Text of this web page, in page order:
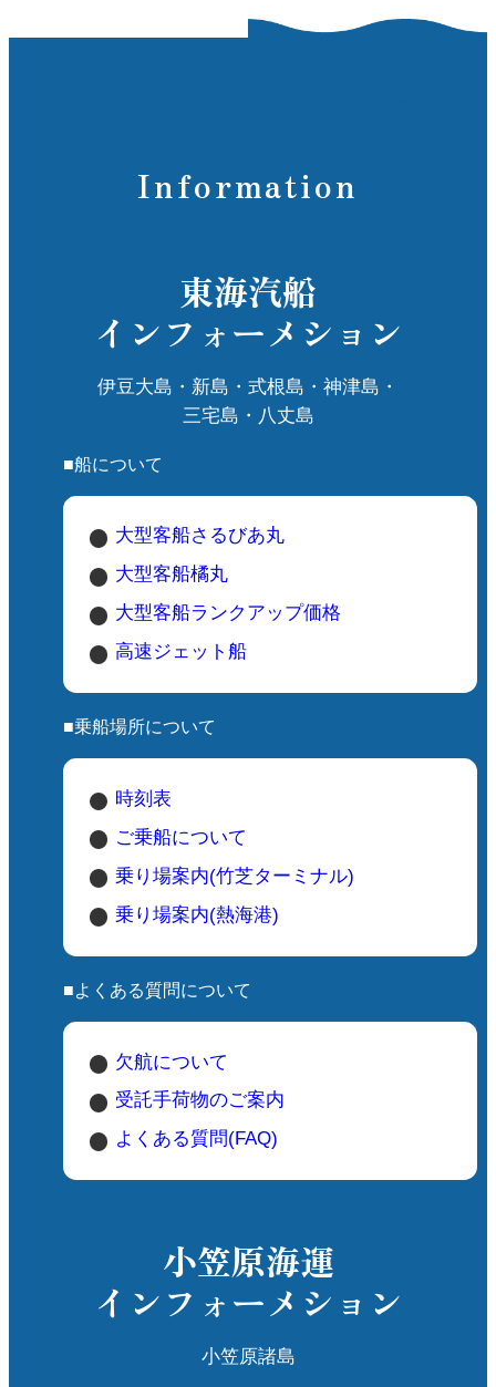
Information
東海汽船
インフォーメション
伊豆大島・新島・式根島・神津島・
三宅島・八丈島
■船について
大型客船さるびあ丸
大型客船橘丸
大型客船ランクアップ価格
高速ジェット船
■乗船場所について
時刻表
ご乗船について
乗り場案内(竹芝ターミナル)
乗り場案内(熱海港)
■よくある質問について
欠航について
受託手荷物のご案内
よくある質問(FAQ)
小笠原海運
インフォーメション
小笠原諸島